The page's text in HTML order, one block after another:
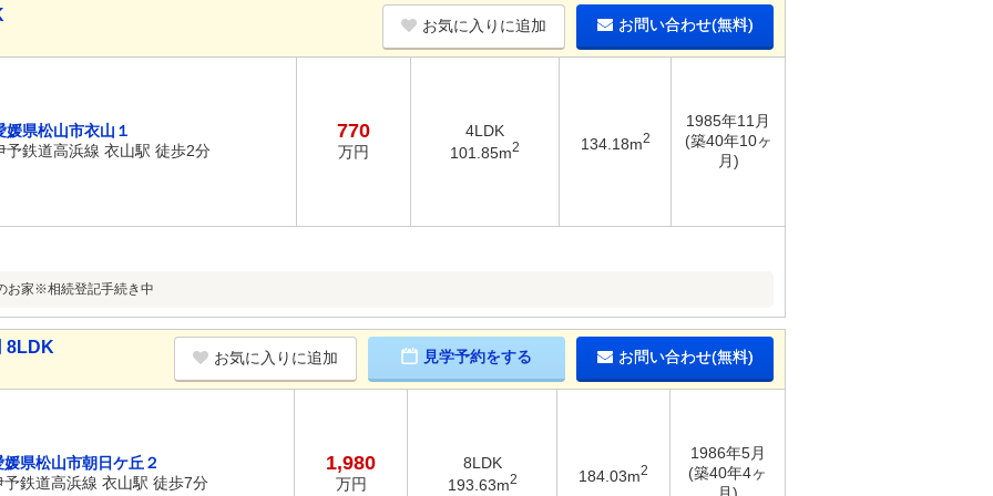
お気に入りに追加 お問い合わせ(無料)
媛県松山市衣山１
予鉄道高浜線 衣山駅 徒歩2分
770
万円
4LDK
101.85m2 134.18m2
1985年11月
(築40年10ヶ
月)
お家※相続登記手続き中
8LDK
お気に入りに追加 見学予約をする お問い合わせ(無料)
媛県松山市朝日ケ丘２
予鉄道高浜線 衣山駅 徒歩7分
1,980
万円
8LDK
193.63m2 184.03m2
1986年5月
(築40年4ヶ